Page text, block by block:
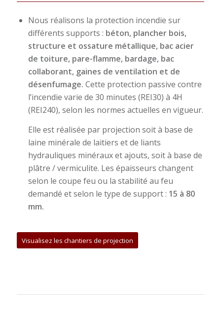
Nous réalisons la protection incendie sur
différents supports : béton, plancher bois,
structure et ossature métallique, bac acier
de toiture, pare-flamme, bardage, bac
collaborant, gaines de ventilation et de
désenfumage. Cette protection passive contre
l’incendie varie de 30 minutes (REI30) à 4H
(REI240), selon les normes actuelles en vigueur.
Elle est réalisée par projection soit à base de
laine minérale de laitiers et de liants
hydrauliques minéraux et ajouts, soit à base de
plâtre / vermiculite. Les épaisseurs changent
selon le coupe feu ou la stabilité au feu
demandé et selon le type de support : 15 à 80
mm.
Visualisez les chantiers de projection